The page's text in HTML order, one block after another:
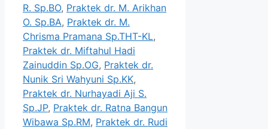
R. Sp.BO, Praktek dr. M. Arikhan
O. Sp.BA, Praktek dr. M.
Chrisma Pramana Sp.THT-KL,
Praktek dr. Miftahul Hadi
Zainuddin Sp.OG, Praktek dr.
Nunik Sri Wahyuni Sp.KK,
Praktek dr. Nurhayadi Aji S.
Sp.JP, Praktek dr. Ratna Bangun
Wibawa Sp.RM, Praktek dr. Rudi